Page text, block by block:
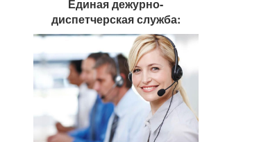
Единая дежурно-
диспетчерская служба: